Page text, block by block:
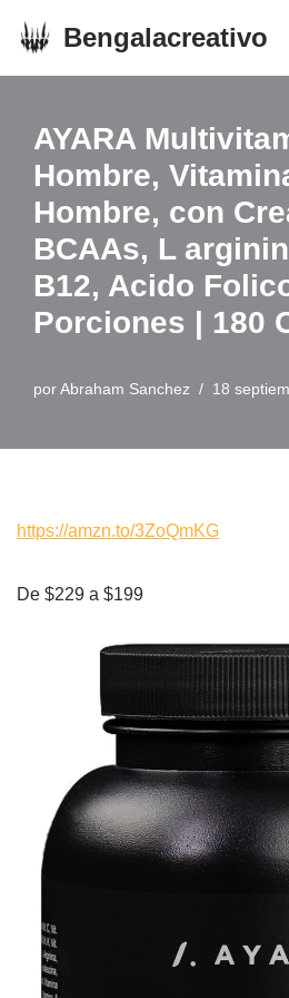
Bengalacreativo
AYARA
Hombre,
Hombre, con
BCAAs, L
B12, Acido
Porciones | 180
porAbraham Sanchez 18
https://amzn.to/3ZoQmKG
De $229 a $199